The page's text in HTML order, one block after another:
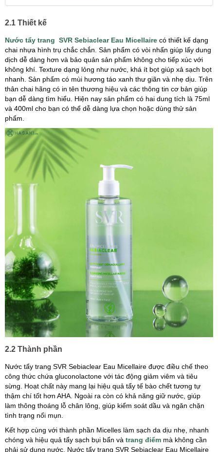
2.1 Thiết kế
Nước tẩy trang SVR Sebiaclear Eau Micellaire có thiết kế dạng
chai nhựa hình trụ chắc chắn. Sản phẩm có vòi nhấn giúp lấy dung
dịch dễ dàng hơn và bảo quản sản phẩm không cho tiếp xúc với
không khí. Texture dạng lỏng như nước, khá ít bọt giúp xả sạch bọt
nhanh. Sản phẩm có mùi hương táo xanh thư giãn và nhẹ dịu. Trên
thân chai hãng có in tên thương hiệu và các thông tin cơ bản giúp
bạn dễ dàng tìm hiểu. Hiện nay sản phẩm có hai dung tích là 75ml
và 400ml cho bạn có thể dễ dàng lựa chọn hoặc dùng thử sản
phẩm.
2.2 Thành phần
Nước tẩy trang SVR Sebiaclear Eau Micellaire được điều chế theo
công thức chứa gluconolactone với tác động giảm viêm và tiêu
sừng. Hoạt chất này mang lại hiệu quả tẩy tế bào chết tương tự
thậm chí tốt hơn AHA. Ngoài ra còn có khả năng giữ nước, giúp
làm thông thoáng lỗ chân lông, giúp kiểm soát dầu và ngăn chặn
tình trạng nổi mụn.
Kết hợp cùng với thành phần Micelles làm sạch da dịu nhẹ, nhanh
chóng và hiệu quả tẩy sạch bụi bẩn và trang điểm mà không cần
phải sử dụng nước. Nước tẩy trang SVR Sebiaclear Eau Micellaire